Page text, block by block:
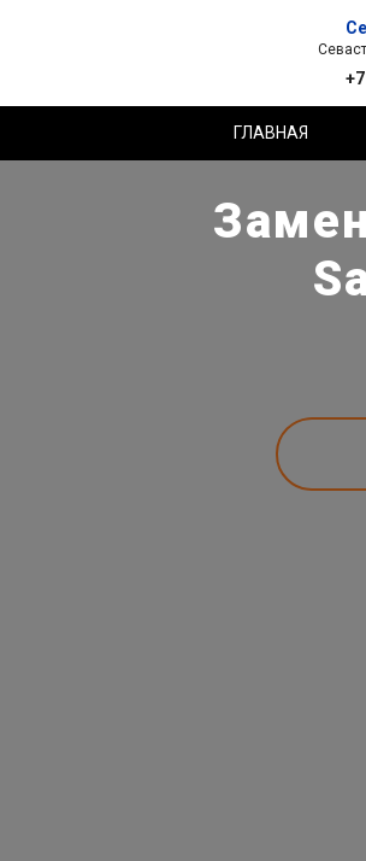
ГЛАВНАЯ